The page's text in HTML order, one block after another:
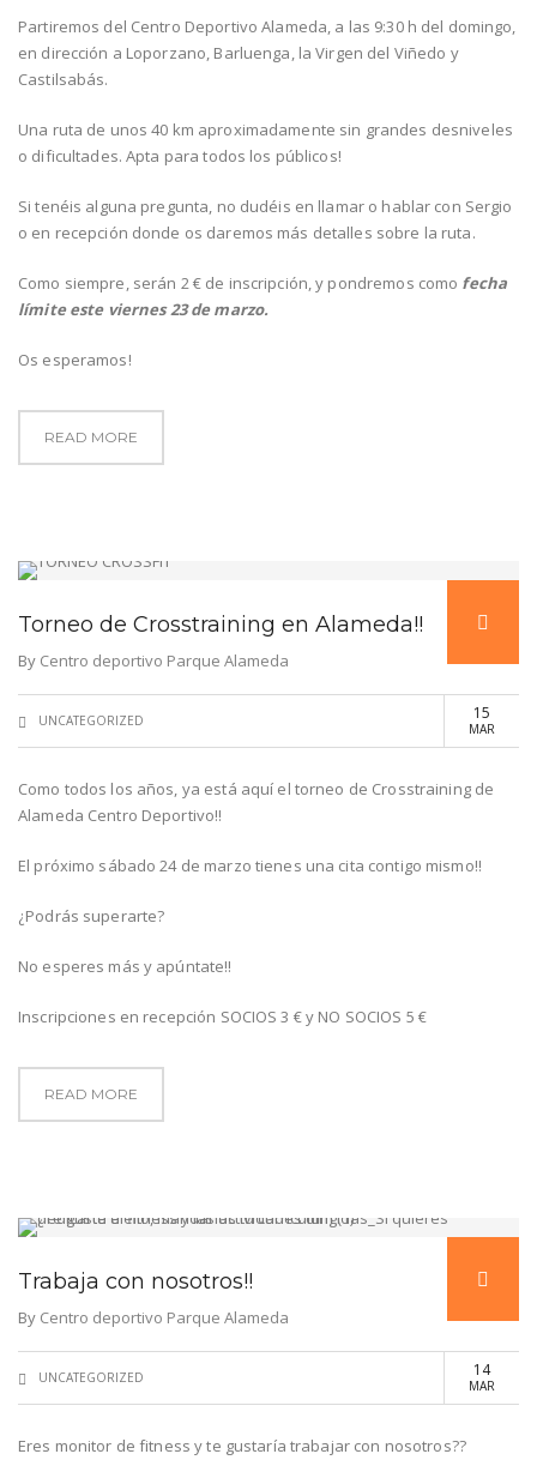
Partiremos del Centro Deportivo Alameda, a las 9:30 h del domingo,
en dirección a Loporzano, Barluenga, la Virgen del Viñedo y
Castilsabás.
Una ruta de unos 40 km aproximadamente sin grandes desniveles
o dificultades. Apta para todos los públicos!
Si tenéis alguna pregunta, no dudéis en llamar o hablar con Sergio
o en recepción donde os daremos más detalles sobre la ruta.
Como siempre, serán 2 € de inscripción, y pondremos como fecha
límite este viernes 23 de marzo.
Os esperamos!
READ MORE
Torneo de Crosstraining en Alameda!!
By Centro deportivo Parque Alameda
UNCATEGORIZED 15
MAR
Como todos los años, ya está aquí el torneo de Crosstraining de
Alameda Centro Deportivo!!
El próximo sábado 24 de marzo tienes una cita contigo mismo!!
¿Podrás superarte?
No esperes más y apúntate!!
Inscripciones en recepción SOCIOS 3 € y NO SOCIOS 5 €
READ MORE
Trabaja con nosotros!!
By Centro deportivo Parque Alameda
UNCATEGORIZED 14
MAR
Eres monitor de fitness y te gustaría trabajar con nosotros??